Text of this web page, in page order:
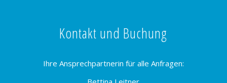
Kontakt und Buchung
Ihre Ansprechpartnerin für alle Anfragen: